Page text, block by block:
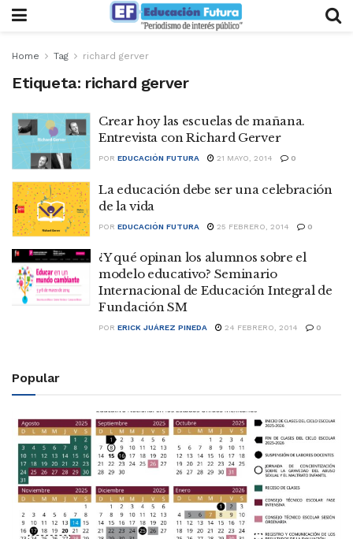
Home Tag richard gerver
Etiqueta: richard gerver
Crear hoy las escuelas de mañana.
Entrevista con Richard Gerver
POR EDUCACIÓN FUTURA 21 MAYO, 2014 0
La educación debe ser una celebración
de la vida
POR EDUCACIÓN FUTURA 25 FEBRERO, 2014 0
¿Y qué opinan los alumnos sobre el
modelo educativo? Seminario
Internacional de Educación Integral de
Fundación SM
POR ERICK JUÁREZ PINEDA 24 FEBRERO, 2014 0
Popular